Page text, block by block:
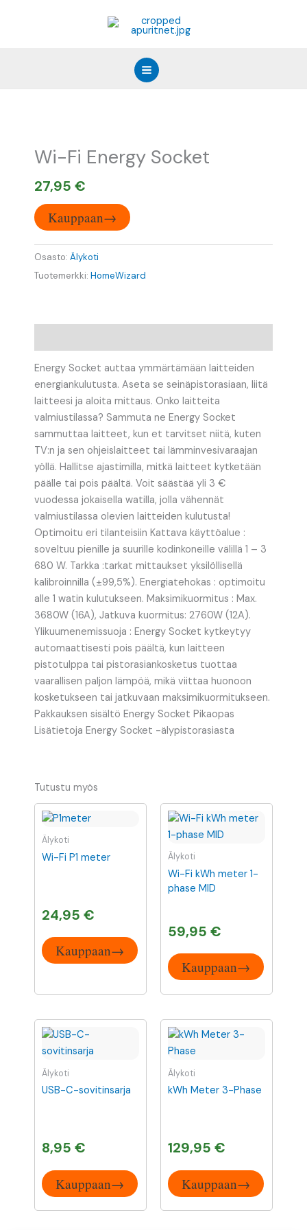
Wi-Fi Energy Socket
27,95 €
Kauppaan→
Osasto: Älykoti
Tuotemerkki: HomeWizard
Energy Socket auttaa ymmärtämään laitteiden
energiankulutusta. Aseta se seinäpistorasiaan, liitä
laitteesi ja aloita mittaus. Onko laitteita
valmiustilassa? Sammuta ne Energy Socket
sammuttaa laitteet, kun et tarvitset niitä, kuten
TV:n ja sen ohjeislaitteet tai lämminvesivaraajan
yöllä. Hallitse ajastimilla, mitkä laitteet kytketään
päälle tai pois päältä. Voit säästää yli 3 €
vuodessa jokaisella watilla, jolla vähennät
valmiustilassa olevien laitteiden kulutusta!
Optimoitu eri tilanteisiin Kattava käyttöalue :
soveltuu pienille ja suurille kodinkoneille välillä 1 – 3
680 W. Tarkka :tarkat mittaukset yksilöllisellä
kalibroinnilla (±99,5%). Energiatehokas : optimoitu
alle 1 watin kulutukseen. Maksimikuormitus : Max.
3680W (16A), Jatkuva kuormitus: 2760W (12A).
Ylikuumenemissuoja : Energy Socket kytkeytyy
automaattisesti pois päältä, kun laitteen
pistotulppa tai pistorasiankosketus tuottaa
vaarallisen paljon lämpöä, mikä viittaa huonoon
kosketukseen tai jatkuvaan maksimikuormitukseen.
Pakkauksen sisältö Energy Socket Pikaopas
Lisätietoja Energy Socket -älypistorasiasta
Tutustu myös
Älykoti
Wi-Fi P1 meter
24,95 €
Kauppaan→
Älykoti
Wi-Fi kWh meter 1-
phase MID
59,95 €
Kauppaan→
Älykoti
USB-C-sovitinsarja
8,95 €
Kauppaan→
Älykoti
kWh Meter 3-Phase
129,95 €
Kauppaan→